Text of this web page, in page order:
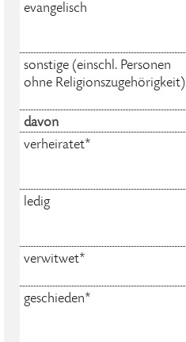
evangelisch
sonstige (einschl. Personen
ohne Religionszugehörigkeit)
davon
verheiratet*
ledig
verwitwet*
geschieden*